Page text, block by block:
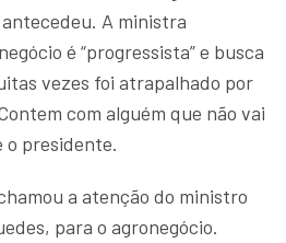
A ministra
é “progressista” e busca
vezes foi atrapalhado por
com alguém que não vai
o presidente.
a atenção do ministro
para o agronegócio.